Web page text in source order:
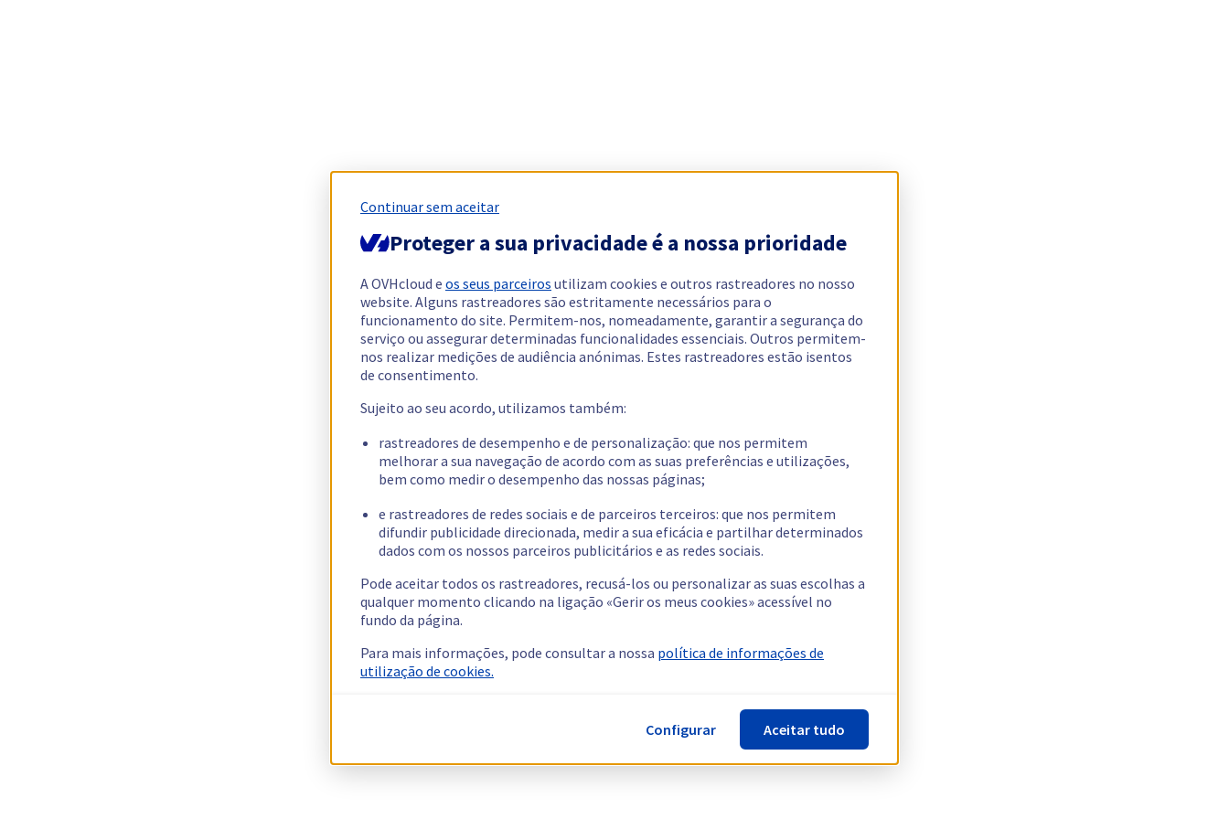
Continuar sem aceitar
Proteger a sua privacidade é a nossa prioridade
A OVHcloud e os seus parceiros utilizam cookies e outros rastreadores no nosso
website. Alguns rastreadores são estritamente necessários para o
funcionamento do site. Permitem-nos, nomeadamente, garantir a segurança do
serviço ou assegurar determinadas funcionalidades essenciais. Outros permitem-
nos realizar medições de audiência anónimas. Estes rastreadores estão isentos
de consentimento.
Sujeito ao seu acordo, utilizamos também:
rastreadores de desempenho e de personalização: que nos permitem
melhorar a sua navegação de acordo com as suas preferências e utilizações,
bem como medir o desempenho das nossas páginas;
e rastreadores de redes sociais e de parceiros terceiros: que nos permitem
difundir publicidade direcionada, medir a sua eficácia e partilhar determinados
dados com os nossos parceiros publicitários e as redes sociais.
Pode aceitar todos os rastreadores, recusá-los ou personalizar as suas escolhas a
qualquer momento clicando na ligação «Gerir os meus cookies» acessível no
fundo da página.
Para mais informações, pode consultar a nossa política de informações de
utilização de cookies.
Configurar Aceitar tudo